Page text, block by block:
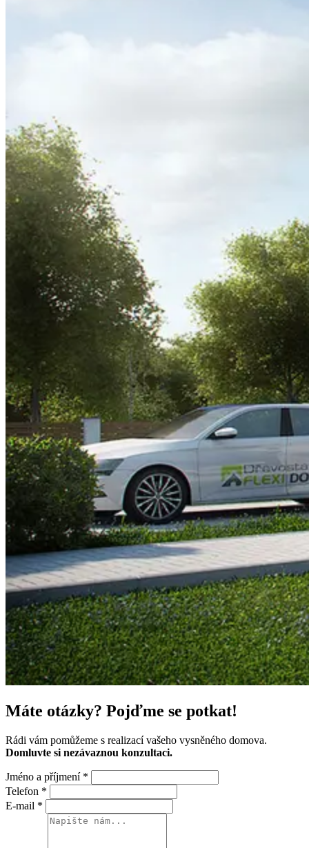
Máte otázky? Pojďme se potkat!
Rádi vám pomůžeme s realizací vašeho vysněného domova.
Domluvte si nezávaznou konzultaci.
Jméno a příjmení *
Telefon *
E-mail *